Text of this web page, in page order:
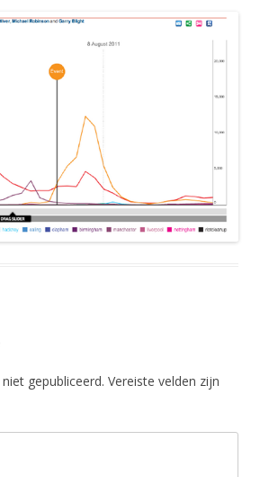
gepubliceerd. Vereiste velden zijn